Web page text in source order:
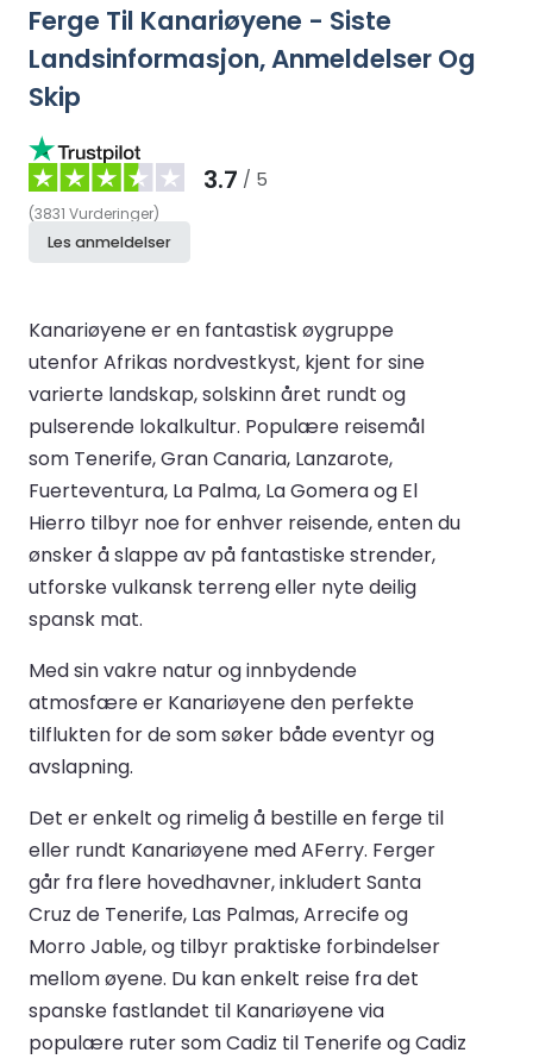
Ferge Til Kanariøyene - Siste
Landsinformasjon, Anmeldelser Og
Skip
3.7 / 5
(3831 Vurderinger)
Les anmeldelser
Kanariøyene er en fantastisk øygruppe
utenfor Afrikas nordvestkyst, kjent for sine
varierte landskap, solskinn året rundt og
pulserende lokalkultur. Populære reisemål
som Tenerife, Gran Canaria, Lanzarote,
Fuerteventura, La Palma, La Gomera og El
Hierro tilbyr noe for enhver reisende, enten du
ønsker å slappe av på fantastiske strender,
utforske vulkansk terreng eller nyte deilig
spansk mat.
Med sin vakre natur og innbydende
atmosfære er Kanariøyene den perfekte
tilflukten for de som søker både eventyr og
avslapning.
Det er enkelt og rimelig å bestille en ferge til
eller rundt Kanariøyene med AFerry. Ferger
går fra flere hovedhavner, inkludert Santa
Cruz de Tenerife, Las Palmas, Arrecife og
Morro Jable, og tilbyr praktiske forbindelser
mellom øyene. Du kan enkelt reise fra det
spanske fastlandet til Kanariøyene via
populære ruter som Cadiz til Tenerife og Cadiz